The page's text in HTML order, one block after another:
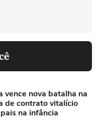
vence nova batalha na
de contrato vitalício
na infância